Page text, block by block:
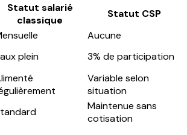
Statut salarié
classique
Statut CSP
Aucune
plein 3% de participation
Variable selon
situation
Maintenue sans
cotisation